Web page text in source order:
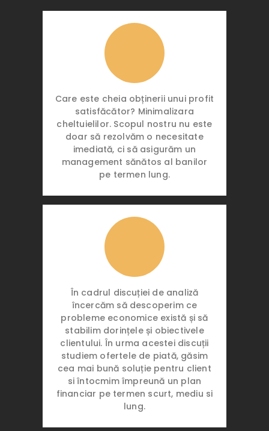
Care este cheia obținerii unui profit
satisfăcător? Minimalizara
cheltuielilor. Scopul nostru nu este
doar să rezolvăm o necesitate
imediată, ci să asigurăm un
management sănătos al banilor
pe termen lung.
În cadrul discuției de analiză
încercăm să descoperim ce
probleme economice există și să
stabilim dorințele și obiectivele
clientului. În urma acestei discuții
studiem ofertele de piată, găsim
cea mai bună soluție pentru client
si întocmim împreună un plan
financiar pe termen scurt, mediu si
lung.